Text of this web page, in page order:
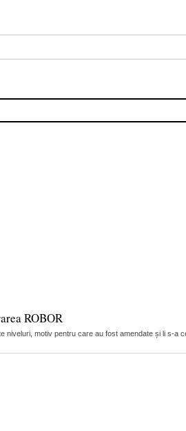
ROBOR
niveluri, motiv pentru care au fost amendate și li s-a